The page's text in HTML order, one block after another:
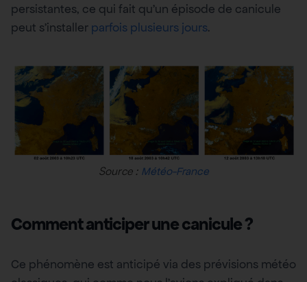
persistantes, ce qui fait qu’un épisode de canicule
peut s’installer parfois plusieurs jours.
Source : Météo-France
Comment anticiper une canicule ?
Ce phénomène est anticipé via des prévisions météo